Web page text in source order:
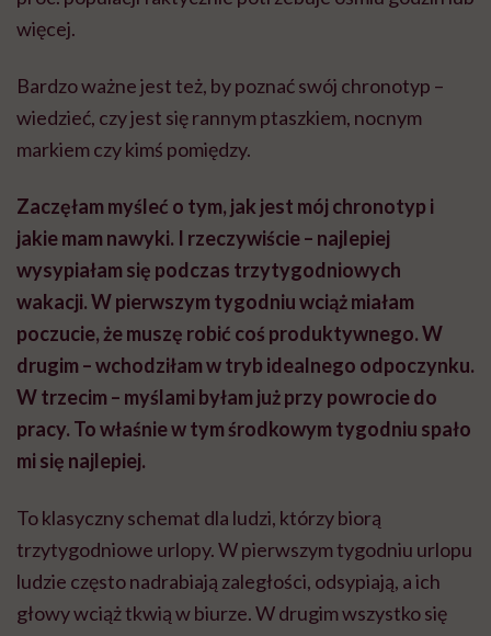
więcej.
Bardzo ważne jest też, by poznać swój chronotyp –
wiedzieć, czy jest się rannym ptaszkiem, nocnym
markiem czy kimś pomiędzy.
Zaczęłam myśleć o tym, jak jest mój chronotyp i
jakie mam nawyki. I rzeczywiście – najlepiej
wysypiałam się podczas trzytygodniowych
wakacji. W pierwszym tygodniu wciąż miałam
poczucie, że muszę robić coś produktywnego. W
drugim – wchodziłam w tryb idealnego odpoczynku.
W trzecim – myślami byłam już przy powrocie do
pracy. To właśnie w tym środkowym tygodniu spało
mi się najlepiej.
To klasyczny schemat dla ludzi, którzy biorą
trzytygodniowe urlopy. W pierwszym tygodniu urlopu
ludzie często nadrabiają zaległości, odsypiają, a ich
głowy wciąż tkwią w biurze. W drugim wszystko się